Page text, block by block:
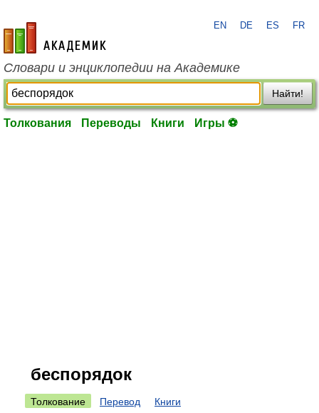
academic.ru
EN DE ES FR
Словари и энциклопедии на Академике
Найти!
Толкования Переводы Книги Игры ⚽
беспорядок
Толкование Перевод Книги